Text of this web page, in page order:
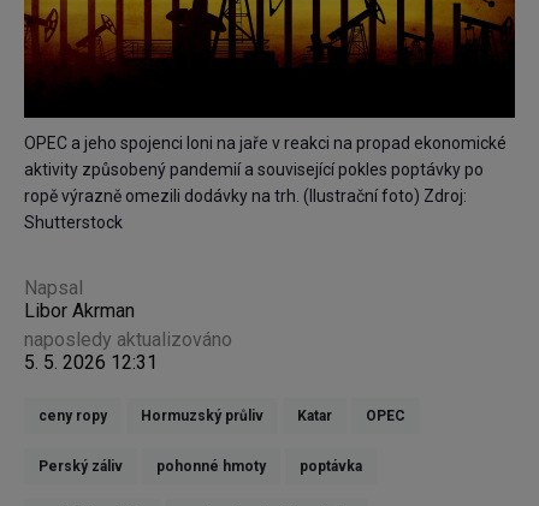
OPEC a jeho spojenci loni na jaře v reakci na propad ekonomické
aktivity způsobený pandemií a související pokles poptávky po
ropě výrazně omezili dodávky na trh. (Ilustrační foto) Zdroj:
Shutterstock
Napsal
Libor Akrman
naposledy aktualizováno
5. 5. 2026 12:31
ceny ropy Hormuzský průliv Katar OPEC
Perský záliv pohonné hmoty poptávka